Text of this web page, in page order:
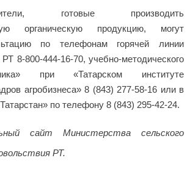
готовые производить
органическую продукцию, могут
по телефонам горячей линии
8-800-444-16-70, учебно-методического
при «Татарском институте
агробизнеса» 8 (843) 277-58-16 или в
по телефону 8 (843) 295-42-24.
сайт Министерства сельского
РТ.